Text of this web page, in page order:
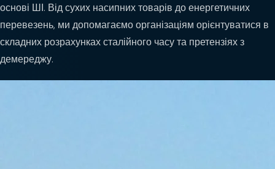
основі ШІ. Від сухих насипних товарів до енергетичних
перевезень, ми допомагаємо організаціям орієнтуватися в
складних розрахунках сталійного часу та претензіях з
демереджу.